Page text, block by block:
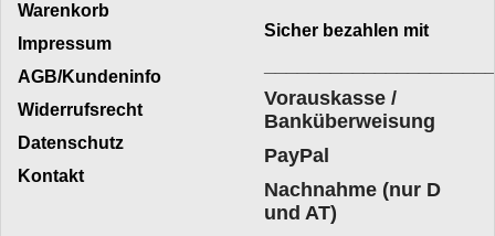
Warenkorb
Impressum
AGB/Kundeninfo
Widerrufsrecht
Datenschutz
Kontakt
Sicher bezahlen mit
Vorauskasse /
Banküberweisung
PayPal
Nachnahme (nur D
und AT)